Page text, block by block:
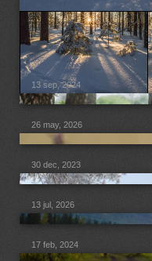
13 sep, 2024
26 may, 2026
30 dec, 2023
13 jul, 2026
17 feb, 2024